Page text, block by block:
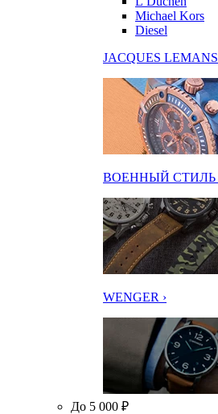
Michael Kors
Diesel
JACQUES LEMANS
ВОЕННЫЙ СТИЛЬ
WENGER ›
До 5 000 ₽